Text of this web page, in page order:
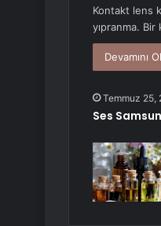
Kontakt lens
yıpranma.
Devamını
Temmuz 25,
Ses